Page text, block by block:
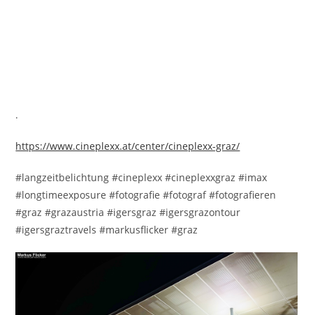
.
https://www.cineplexx.at/center/cineplexx-graz/
#langzeitbelichtung #cineplexx #cineplexxgraz #imax
#longtimeexposure #fotografie #fotograf #fotografieren
#graz #grazaustria #igersgraz #igersgrazontour
#igersgraztravels #markusflicker #graz